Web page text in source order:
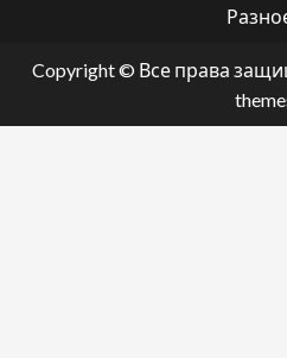
Copyright © Все права